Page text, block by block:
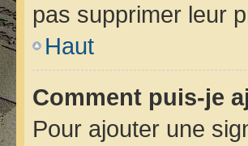
pas supprimer leur
Haut
Comment puis-je
Pour ajouter une